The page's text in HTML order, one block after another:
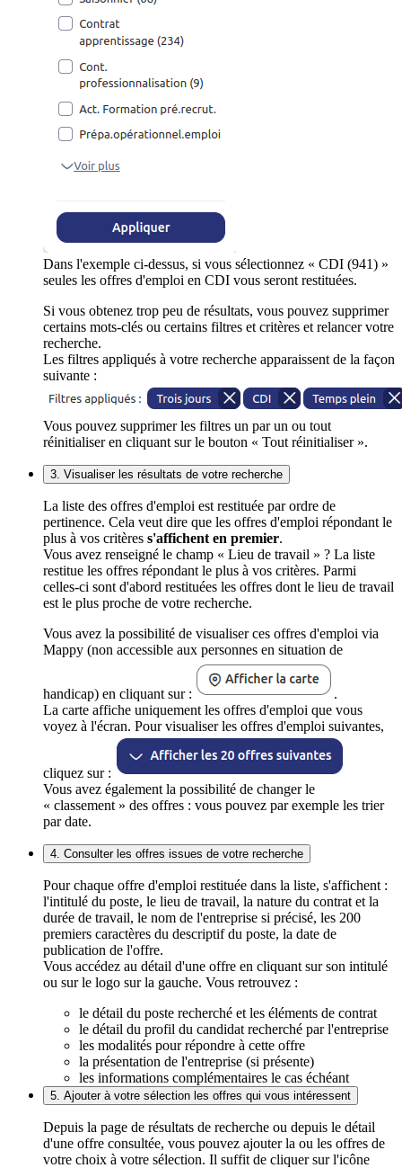
Dans l'exemple ci-dessus, si vous sélectionnez « CDI (941) »
seules les offres d'emploi en CDI vous seront restituées.
Si vous obtenez trop peu de résultats, vous pouvez supprimer
certains mots-clés ou certains filtres et critères et relancer votre
recherche.
Les filtres appliqués à votre recherche apparaissent de la façon
suivante :
Vous pouvez supprimer les filtres un par un ou tout
réinitialiser en cliquant sur le bouton « Tout réinitialiser ».
3. Visualiser les résultats de votre recherche
La liste des offres d'emploi est restituée par ordre de
pertinence. Cela veut dire que les offres d'emploi répondant le
plus à vos critères s'affichent en premier.
Vous avez renseigné le champ « Lieu de travail » ? La liste
restitue les offres répondant le plus à vos critères. Parmi
celles-ci sont d'abord restituées les offres dont le lieu de travail
est le plus proche de votre recherche.
Vous avez la possibilité de visualiser ces offres d'emploi via
Mappy (non accessible aux personnes en situation de
handicap) en cliquant sur :
.
La carte affiche uniquement les offres d'emploi que vous
voyez à l'écran. Pour visualiser les offres d'emploi suivantes,
cliquez sur :
Vous avez également la possibilité de changer le
« classement » des offres : vous pouvez par exemple les trier
par date.
4. Consulter les offres issues de votre recherche
Pour chaque offre d'emploi restituée dans la liste, s'affichent :
l'intitulé du poste, le lieu de travail, la nature du contrat et la
durée de travail, le nom de l'entreprise si précisé, les 200
premiers caractères du descriptif du poste, la date de
publication de l'offre.
Vous accédez au détail d'une offre en cliquant sur son intitulé
ou sur le logo sur la gauche. Vous retrouvez :
le détail du poste recherché et les éléments de contrat
le détail du profil du candidat recherché par l'entreprise
les modalités pour répondre à cette offre
la présentation de l'entreprise (si présente)
les informations complémentaires le cas échéant
5. Ajouter à votre sélection les offres qui vous intéressent
Depuis la page de résultats de recherche ou depuis le détail
d'une offre consultée, vous pouvez ajouter la ou les offres de
votre choix à votre sélection. Il suffit de cliquer sur l'icône